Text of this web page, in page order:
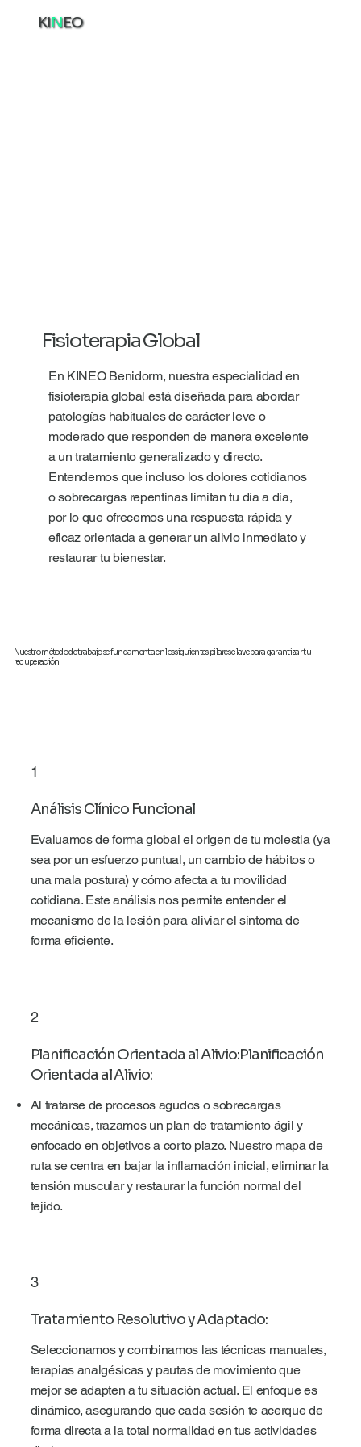
KINEO
Fisioterapia Global
En KINEO Benidorm, nuestra especialidad en
fisioterapia global está diseñada para abordar
patologías habituales de carácter leve o
moderado que responden de manera excelente
a un tratamiento generalizado y directo.
Entendemos que incluso los dolores cotidianos
o sobrecargas repentinas limitan tu día a día,
por lo que ofrecemos una respuesta rápida y
eficaz orientada a generar un alivio inmediato y
restaurar tu bienestar.
Nuestro método de trabajo se fundamenta en los siguientes pilares clave para garantizar tu
recuperación:
Evaluamos de forma global el origen de tu molestia (ya
sea por un esfuerzo puntual, un cambio de hábitos o
una mala postura) y cómo afecta a tu movilidad
cotidiana. Este análisis nos permite entender el
mecanismo de la lesión para aliviar el síntoma de
forma eficiente.
Análisis Clínico Funcional
1
Al tratarse de procesos agudos o sobrecargas
mecánicas, trazamos un plan de tratamiento ágil y
enfocado en objetivos a corto plazo. Nuestro mapa de
ruta se centra en bajar la inflamación inicial, eliminar la
tensión muscular y restaurar la función normal del
tejido.
Planificación Orientada al Alivio:Planificación
Orientada al Alivio:
2
Seleccionamos y combinamos las técnicas manuales,
terapias analgésicas y pautas de movimiento que
mejor se adapten a tu situación actual. El enfoque es
dinámico, asegurando que cada sesión te acerque de
forma directa a la total normalidad en tus actividades
Tratamiento Resolutivo y Adaptado:
3